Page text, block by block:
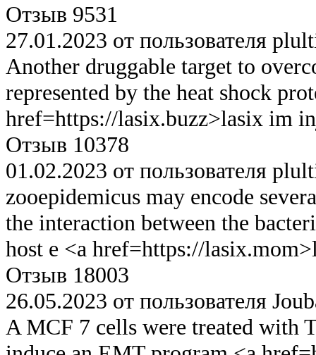
Отзыв 9531
27.01.2023 от пользователя
Another druggable target to
represented by the heat shock
href=https://lasix.buzz>lasix im
Отзыв 10378
01.02.2023 от пользователя
zooepidemicus may encode
the interaction between the
host e <a href=https://
Отзыв 18003
26.05.2023 от пользователя
A MCF 7 cells were treated with